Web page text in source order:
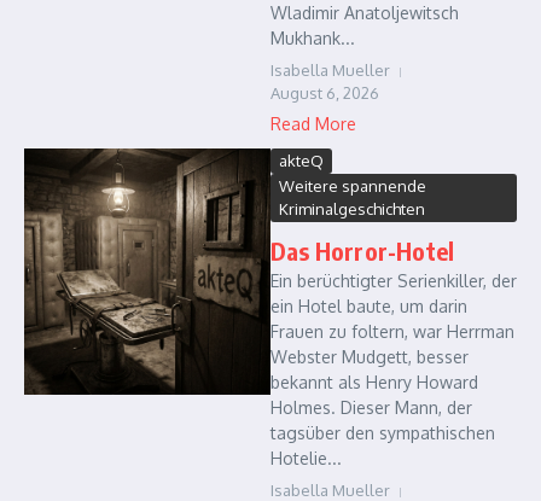
Wladimir Anatoljewitsch
Mukhank...
Isabella Mueller
August 6, 2026
Read More
akteQ
Weitere spannende
Kriminalgeschichten
Das Horror-Hotel
Ein berüchtigter Serienkiller, der
ein Hotel baute, um darin
Frauen zu foltern, war Herrman
Webster Mudgett, besser
bekannt als Henry Howard
Holmes. Dieser Mann, der
tagsüber den sympathischen
Hotelie...
Isabella Mueller